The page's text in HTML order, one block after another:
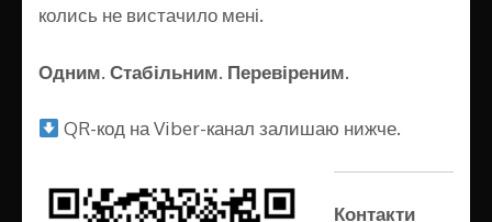
колись не вистачило мені.
Одним. Стабільним. Перевіреним.
QR-код на Viber-канал залишаю нижче.
Контакти